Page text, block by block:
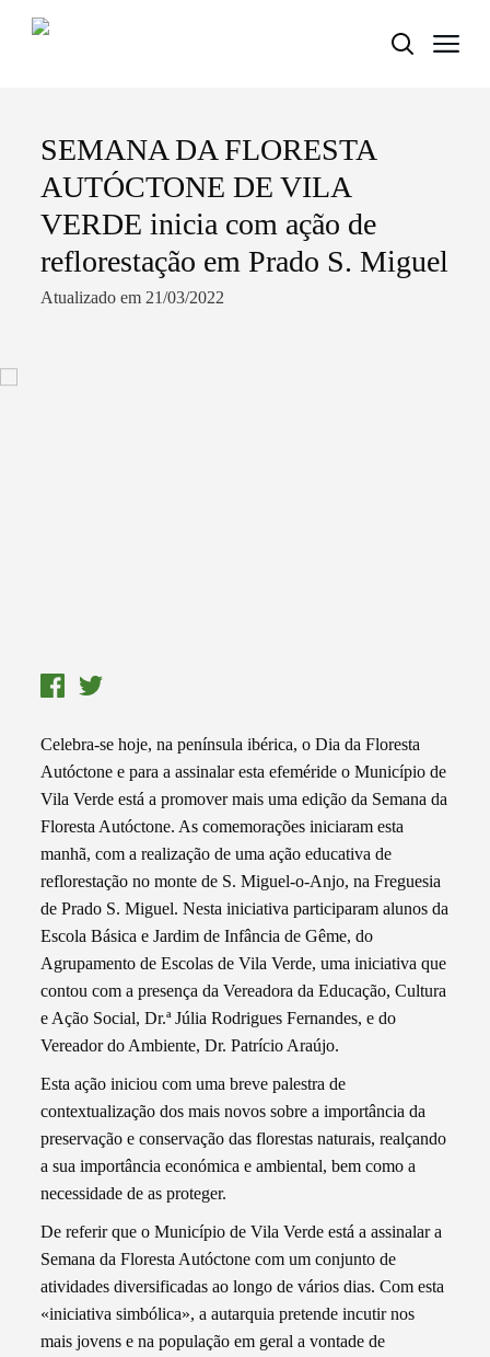
Termo de Pesquisa
Categorias gerais
SEMANA DA FLORESTA
AUTÓCTONE DE VILA
VERDE inicia com ação de
reflorestação em Prado S. Miguel
Atualizado em 21/03/2022
Celebra-se hoje, na península ibérica, o Dia da Floresta
Autóctone e para a assinalar esta efeméride o Município de
Vila Verde está a promover mais uma edição da Semana da
Floresta Autóctone. As comemorações iniciaram esta
manhã, com a realização de uma ação educativa de
reflorestação no monte de S. Miguel-o-Anjo, na Freguesia
de Prado S. Miguel. Nesta iniciativa participaram alunos da
Escola Básica e Jardim de Infância de Gême, do
Agrupamento de Escolas de Vila Verde, uma iniciativa que
contou com a presença da Vereadora da Educação, Cultura
e Ação Social, Dr.ª Júlia Rodrigues Fernandes, e do
Vereador do Ambiente, Dr. Patrício Araújo.
Esta ação iniciou com uma breve palestra de
contextualização dos mais novos sobre a importância da
preservação e conservação das florestas naturais, realçando
a sua importância económica e ambiental, bem como a
necessidade de as proteger.
De referir que o Município de Vila Verde está a assinalar a
Semana da Floresta Autóctone com um conjunto de
atividades diversificadas ao longo de vários dias. Com esta
«iniciativa simbólica», a autarquia pretende incutir nos
mais jovens e na população em geral a vontade de